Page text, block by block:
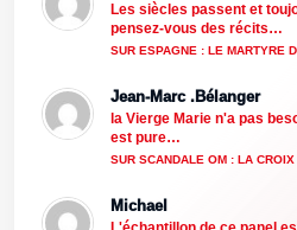
Les siècles passent et
pensez-vous des récits…
SUR ESPAGNE : LE MARTYRE
Jean-Marc .Bélanger
la Vierge Marie n'a pas
est pure…
SUR SCANDALE OM : LA
Michael